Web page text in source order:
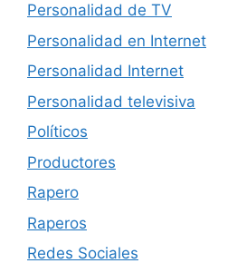
Personalidad de TV
Personalidad en Internet
Personalidad Internet
Personalidad televisiva
Políticos
Productores
Rapero
Raperos
Redes Sociales